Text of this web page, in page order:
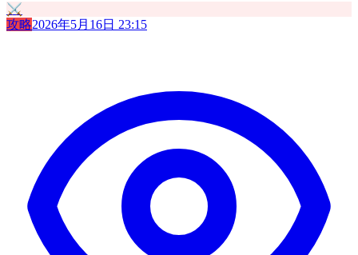
⚔️
攻略2026年5月16日 23:15